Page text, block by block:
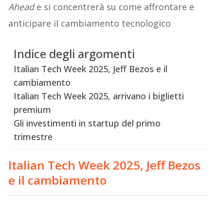
Aheade si concentrerà su come affrontare e
anticipare il cambiamento tecnologico
Indice degli argomenti
Italian Tech Week 2025, Jeff Bezos e il
cambiamento
Italian Tech Week 2025, arrivano i biglietti
premium
Gli investimenti in startup del primo
trimestre
Italian Tech Week 2025, Jeff Bezos
e il cambiamento